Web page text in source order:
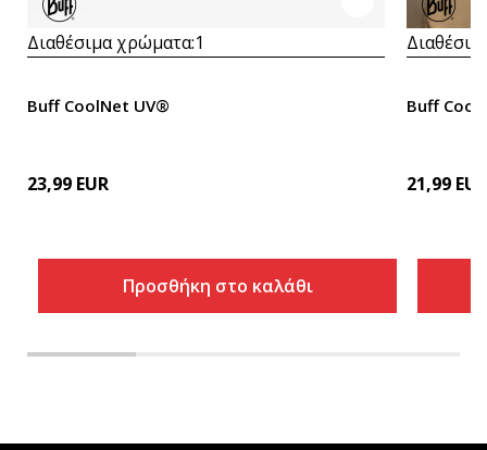
Διαθέσιμα χρώματα:1
Buff CoolNet UV®
23,99 EUR
Προσθήκη στο καλάθι
Buff
21,99 EUR